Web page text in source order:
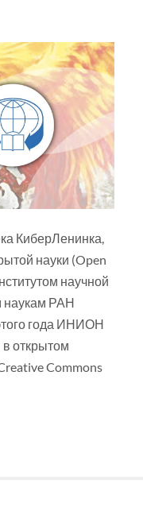
КиберЛенинка,
науки (Open
научной
наукам РАН
года ИНИОН
открытом
Commons